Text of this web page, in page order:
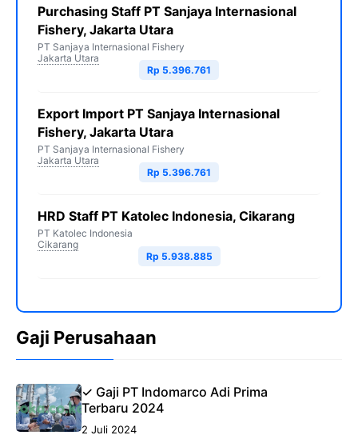
Purchasing Staff PT Sanjaya Internasional
Fishery, Jakarta Utara
PT Sanjaya Internasional Fishery
Jakarta Utara
Rp 5.396.761
Export Import PT Sanjaya Internasional
Fishery, Jakarta Utara
PT Sanjaya Internasional Fishery
Jakarta Utara
Rp 5.396.761
HRD Staff PT Katolec Indonesia, Cikarang
PT Katolec Indonesia
Cikarang
Rp 5.938.885
Gaji Perusahaan
✓ Gaji PT Indomarco Adi Prima
Terbaru 2024
2 Juli 2024